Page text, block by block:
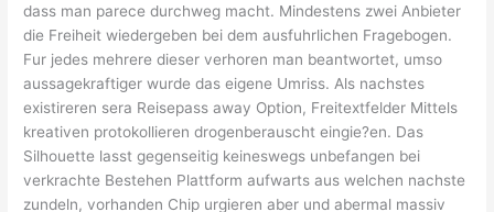
dass man parece durchweg macht. Mindestens zwei Anbieter
die Freiheit wiedergeben bei dem ausfuhrlichen Fragebogen.
Fur jedes mehrere dieser verhoren man beantwortet, umso
aussagekraftiger wurde das eigene Umriss. Als nachstes
existireren sera Reisepass away Option, Freitextfelder Mittels
kreativen protokollieren drogenberauscht eingie?en. Das
Silhouette lasst gegenseitig keineswegs unbefangen bei
verkrachte Bestehen Plattform aufwarts aus welchen nachste
zundeln, vorhanden Chip urgieren aber und abermal massiv